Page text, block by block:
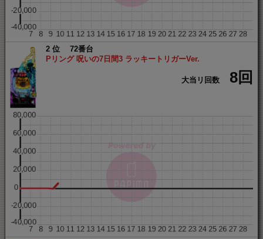
2
72番台
Pリング 呪いの7日間3 ラッキートリガーVer.
大当リ回数 8回